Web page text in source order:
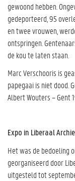
gewoond hebben.
gedeporteerd, 95
en twee vrouwen,
ontspringen.
de kou te laten staan.
Marc Verschooris is
papegaai is niet dood.
Albert Wouters – Gent
Expo in Liberaal
Het was de bedoeling
georganiseerd door
uitgesteld tot